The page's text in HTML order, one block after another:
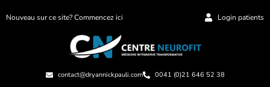
Nouveau sur ce site? Commencez ici Login patients
contact@dryannickpauli.com 0041 (0)21 646 52 38